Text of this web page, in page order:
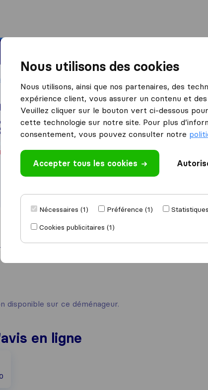
France
cette société n'est plus opérationnelle.
d'une entreprise de déménagement ?
national
disponible sur ce déménageur.
en ligne
Nous utilisons des cookies
Nous utilisons, ainsi que nos partenaires, des
expérience client, vous assurer un contenu et
Veuillez cliquer sur le bouton vert ci-dessous
cette technologie sur notre site. Pour plus
consentement, vous pouvez consulter notre
Accepter tous les cookies
Nécessaires (1) Préférence (1)
Cookies publicitaires (1)